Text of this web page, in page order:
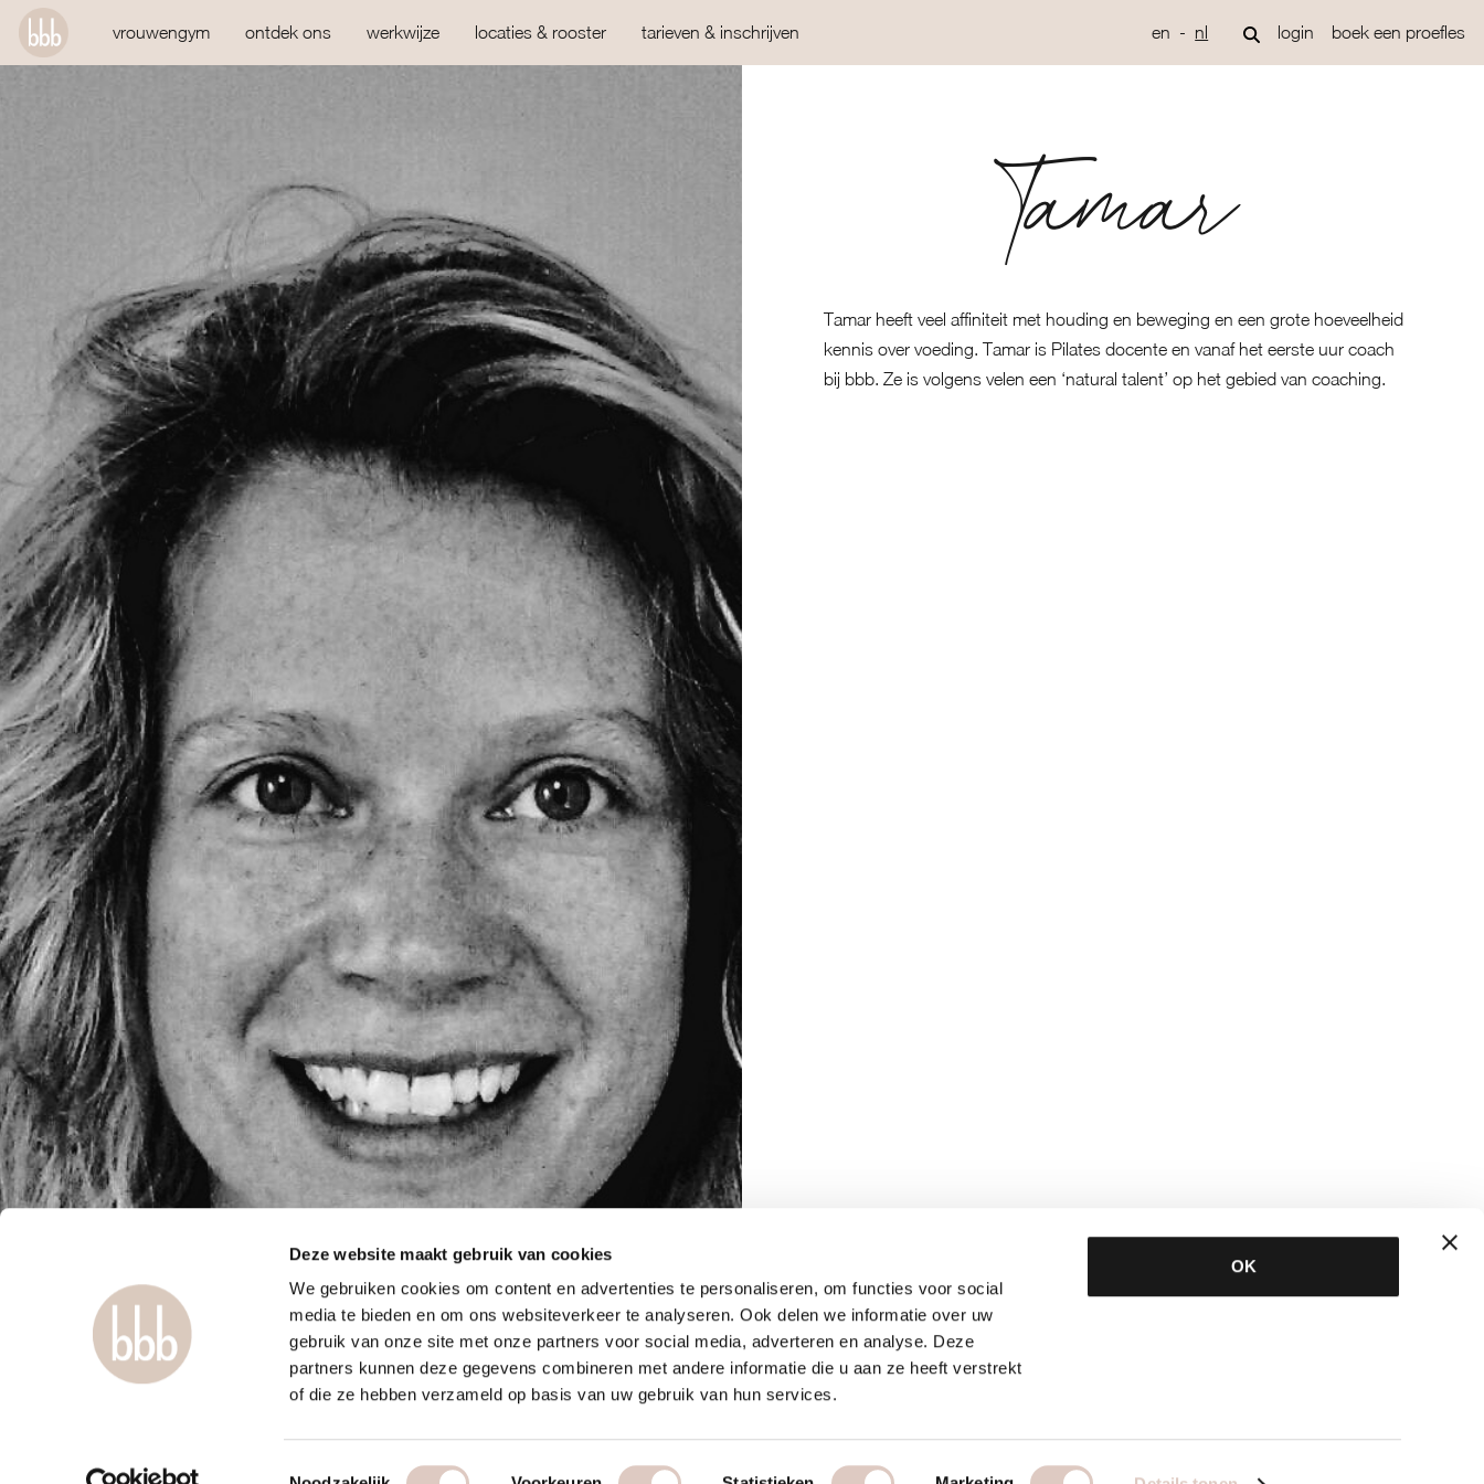
Deze website maakt gebruik van cookies
We gebruiken cookies om content en advertenties te personaliseren, om functies voor social
media te bieden en om ons websiteverkeer te analyseren. Ook delen we informatie over uw
gebruik van onze site met onze partners voor social media, adverteren en analyse. Deze
partners kunnen deze gegevens combineren met andere informatie die u aan ze heeft verstrekt
of die ze hebben verzameld op basis van uw gebruik van hun services.
Toestemmingsselectie
OK
vrouwengym ontdek ons werkwijze locaties & rooster tarieven & inschrijven en nl login boek een proefles
Tamar
Tamar heeft veel affiniteit met houding en beweging en een grote hoeveelheid
kennis over voeding. Tamar is Pilates docente en vanaf het eerste uur coach
bij bbb. Ze is volgens velen een ‘natural talent’ op het gebied van coaching.